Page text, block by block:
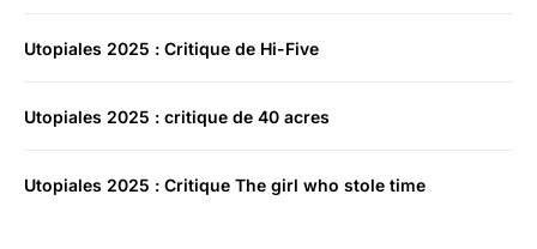
Utopiales 2025 : Critique de Hi-Five
Utopiales 2025 : critique de 40 acres
Utopiales 2025 : Critique The girl who stole time